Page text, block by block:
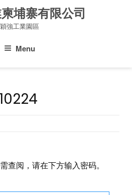
埔寨有限公司
穎強工業園區
Menu
查阅，请在下方输入密码。